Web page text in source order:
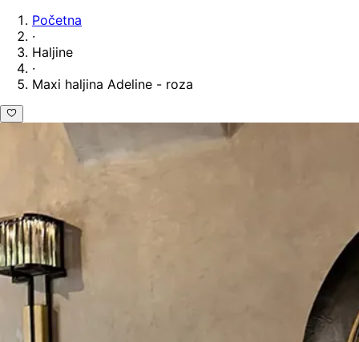
Početna
·
Haljine
·
Maxi haljina Adeline - roza